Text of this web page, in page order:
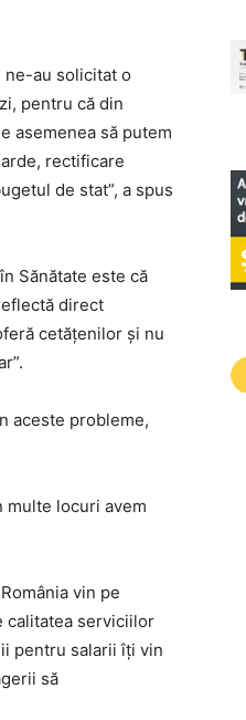
ne-au solicitat o
pentru că din
asemenea să putem
rectificare
de stat”, a spus
Sănătate este că
direct
cetăţenilor şi nu
aceste probleme,
multe locuri avem
vin pe
calitatea serviciilor
pentru salarii îţi vin
să